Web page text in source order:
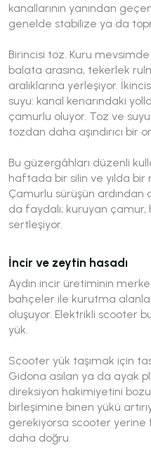
kanallarının yanından
genelde stabilize ya da
Birincisi toz. Kuru
balata arasına, tekerlek
aralıklarına yerleşiyor.
suyu: kanal kenarındaki
çamurlu oluyor. Toz ve
tozdan daha aşındırıcı bir
Bu güzergâhları düzenli
haftada bir silin ve yılda bir
Çamurlu sürüşün ardından
da faydalı; kuruyan çamur,
sertleşiyor.
İncir ve zeytin hasadı
Aydın incir üretiminin
bahçeler ile kurutma
oluşuyor. Elektrikli scooter
yük.
Scooter yük taşımak için
Gidona asılan ya da ayak
direksiyon hakimiyetini
birleşimine binen yükü
gerekiyorsa scooter yerine
daha doğru.